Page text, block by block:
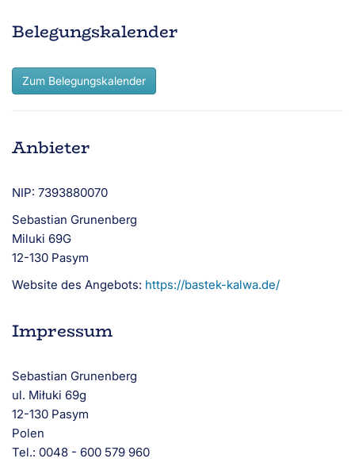
Belegungskalender
Zum Belegungskalender
Anbieter
NIP: 7393880070
Sebastian Grunenberg
Miluki 69G
12-130 Pasym
Website des Angebots: https://bastek-kalwa.de/
Impressum
Sebastian Grunenberg
ul. Miłuki 69g
12-130 Pasym
Polen
Tel.: 0048 - 600 579 960